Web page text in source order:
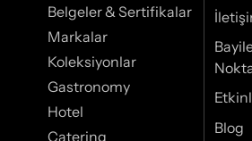
Belgeler & Sertifikalar
Markalar
Koleksiyonlar
Gastronomy
Hotel
Catering
Blog